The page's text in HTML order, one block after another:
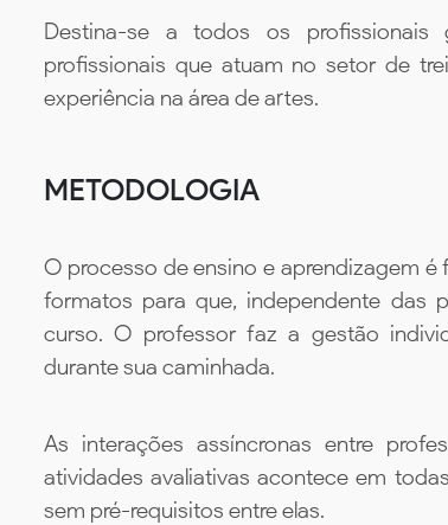
Destina-se a todos os profissionais
profissionais que atuam no setor de
experiência na área de artes.
METODOLOGIA
O processo de ensino e aprendizagem
formatos para que, independente das
curso. O professor faz a gestão
durante sua caminhada.
As interações assíncronas entre
atividades avaliativas acontece em
sem pré-requisitos entre elas.